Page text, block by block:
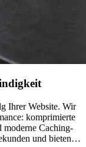
Ihrer Website. Wir
komprimierte
Caching-
und bieten